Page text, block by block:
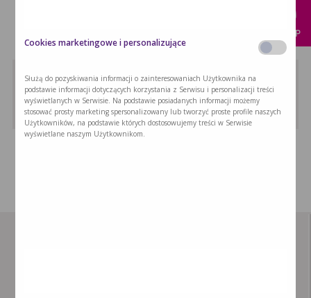
Barszcz czerwony
Barszcz czerwony z uszkami to tradycyjna …
KUP
Cookies marketingowe i personalizujące
Służą do pozyskiwania informacji o zainteresowaniach Użytkownika na
podstawie informacji dotyczących korzystania z Serwisu i personalizacji treści
wyświetlanych w Serwisie. Na podstawie posiadanych informacji możemy
stosować prosty marketing spersonalizowany lub tworzyć proste profile naszych
Użytkowników, na podstawie których dostosowujemy treści w Serwisie
wyświetlane naszym Użytkownikom.